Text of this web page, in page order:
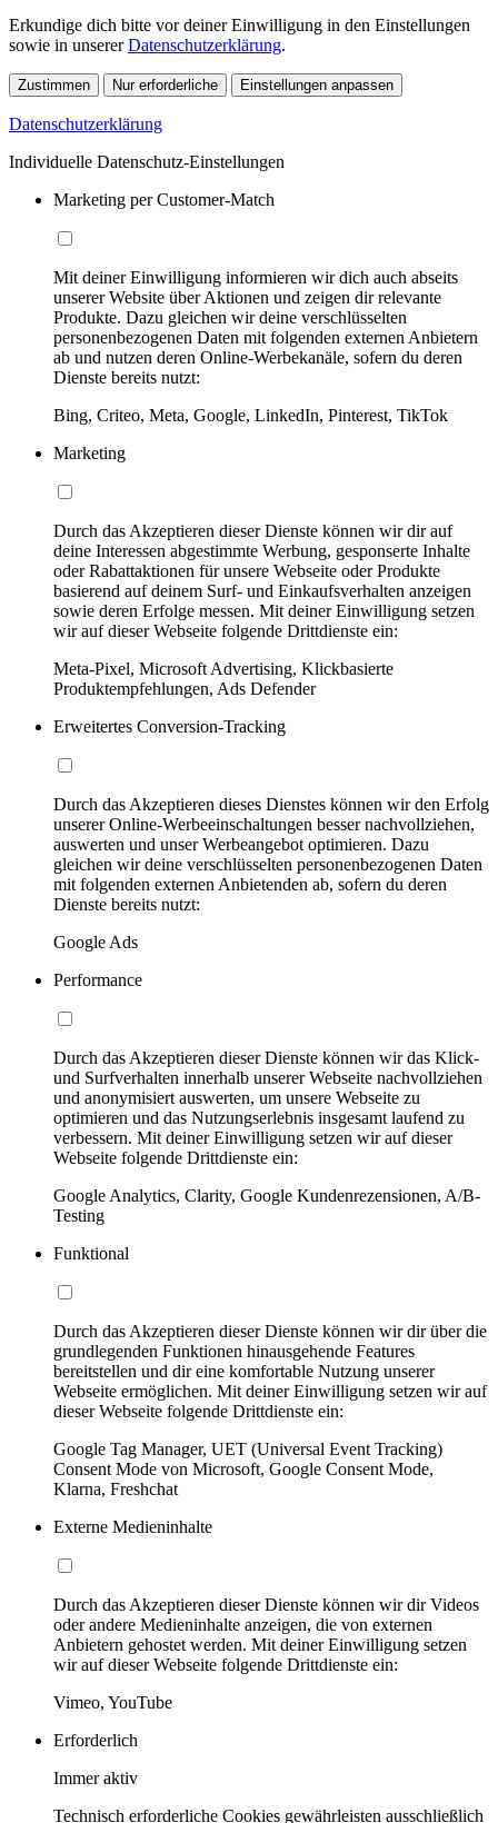
Erkundige dich bitte vor deiner Einwilligung in den Einstellungen
sowie in unsererDatenschutzerklärung.
Zustimmen Nur erforderliche Einstellungen anpassen
Datenschutzerklärung
Individuelle Datenschutz-Einstellungen
Marketing per Customer-Match
Mit deiner Einwilligung informieren wir dich auch abseits
unserer Website über Aktionen und zeigen dir relevante
Produkte. Dazu gleichen wir deine verschlüsselten
personenbezogenen Daten mit folgenden externen Anbietern
ab und nutzen deren Online-Werbekanäle, sofern du deren
Dienste bereits nutzt:
Bing, Criteo, Meta, Google, LinkedIn, Pinterest, TikTok
Marketing
Durch das Akzeptieren dieser Dienste können wir dir auf
deine Interessen abgestimmte Werbung, gesponserte Inhalte
oder Rabattaktionen für unsere Webseite oder Produkte
basierend auf deinem Surf- und Einkaufsverhalten anzeigen
sowie deren Erfolge messen. Mit deiner Einwilligung setzen
wir auf dieser Webseite folgende Drittdienste ein:
Meta-Pixel, Microsoft Advertising, Klickbasierte
Produktempfehlungen, Ads Defender
Erweitertes Conversion-Tracking
Durch das Akzeptieren dieses Dienstes können wir den Erfolg
unserer Online-Werbeeinschaltungen besser nachvollziehen,
auswerten und unser Werbeangebot optimieren. Dazu
gleichen wir deine verschlüsselten personenbezogenen Daten
mit folgenden externen Anbietenden ab, sofern du deren
Dienste bereits nutzt:
Google Ads
Performance
Durch das Akzeptieren dieser Dienste können wir das Klick-
und Surfverhalten innerhalb unserer Webseite nachvollziehen
und anonymisiert auswerten, um unsere Webseite zu
optimieren und das Nutzungserlebnis insgesamt laufend zu
verbessern. Mit deiner Einwilligung setzen wir auf dieser
Webseite folgende Drittdienste ein:
Google Analytics, Clarity, Google Kundenrezensionen, A/B-
Testing
Funktional
Durch das Akzeptieren dieser Dienste können wir dir über die
grundlegenden Funktionen hinausgehende Features
bereitstellen und dir eine komfortable Nutzung unserer
Webseite ermöglichen. Mit deiner Einwilligung setzen wir auf
dieser Webseite folgende Drittdienste ein:
Google Tag Manager, UET (Universal Event Tracking)
Consent Mode von Microsoft, Google Consent Mode,
Klarna, Freshchat
Externe Medieninhalte
Durch das Akzeptieren dieser Dienste können wir dir Videos
oder andere Medieninhalte anzeigen, die von externen
Anbietern gehostet werden. Mit deiner Einwilligung setzen
wir auf dieser Webseite folgende Drittdienste ein:
Vimeo, YouTube
Erforderlich
Immer aktiv
Technisch erforderliche Cookies gewährleisten ausschließlich